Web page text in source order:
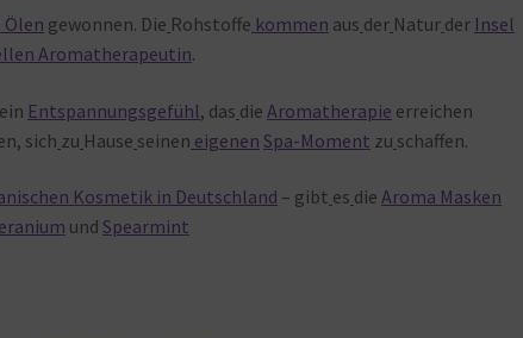
gewonnen. Die Rohstoffe kommen aus der Natur der Insel
Aromatherapeutin.
ein Entspannungsgefühl, das dieAromatherapie erreichen
sich zu Hause seinen eigenen Spa-Moment zu schaffen.
Kosmetik in Deutschland – gibt es dieAroma Masken
undSpearmint